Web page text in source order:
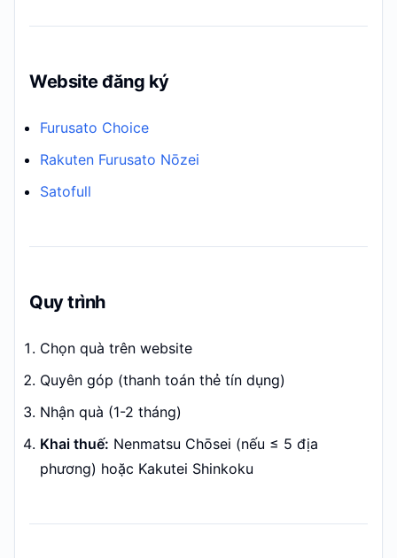
Website đăng ký
Furusato Choice
Rakuten Furusato Nōzei
Satofull
Quy trình
Chọn quà trên website
Quyên góp (thanh toán thẻ tín dụng)
Nhận quà (1-2 tháng)
Khai thuế: Nenmatsu Chōsei (nếu ≤ 5 địa
phương) hoặc Kakutei Shinkoku